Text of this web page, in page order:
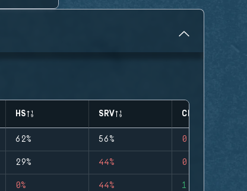
HS SRV CLUTCHES
62% 56% 0
29% 44% 0
0% 44% 1